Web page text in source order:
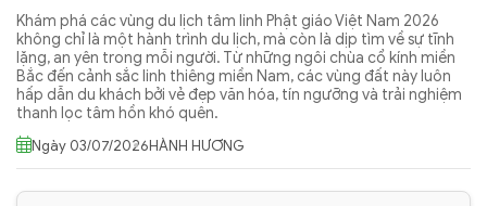
Khám phá các vùng du lịch tâm linh Phật giáo Việt Nam 2026
không chỉ là một hành trình du lịch, mà còn là dịp tìm về sự tĩnh
lặng, an yên trong mỗi người. Từ những ngôi chùa cổ kính miền
Bắc đến cảnh sắc linh thiêng miền Nam, các vùng đất này luôn
hấp dẫn du khách bởi vẻ đẹp văn hóa, tín ngưỡng và trải nghiệm
thanh lọc tâm hồn khó quên.
Ngày 03/07/2026HÀNH HƯƠNG